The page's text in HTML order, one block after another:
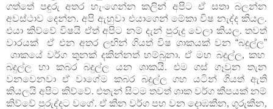
ගත්තේ පඳුරු අතර හැංගෙන්න කලින් අපිට ඒ සතා බලන්න
අවස්ථාව දෙන්න. අපි ඇහුවා එයාගෙන් මේකා විෂ නැද්ද කියල.
එයා කිව්වේ විෂයි ඒත් අපිට නම් දැන් පුරුදු වෙලා කියල. තවත්
වාරයක්
ඒ එන අතර ලඟින් ගියත් විෂ ශාකයක් වන“බදුල්ල”
ශාකයේ වර්ග තුනක් දකින්නත් හම්බුනා. ඒ මහ බදුල්ල, කහ
බදුල්ල හා කබර බදුල්ල යන ශාකයි. එම ගස් ගෑවුන තැන
වනවෙනවා ඒ වාගේම කබර බදුල්ල ගහ යටින් ගියත් ඇති
කියලයි අපිට කිව්වේ. එතැන් සිටම තවත් ශාක වර්ග කීපයක් නම්
කිව්වේ පුරුද්දට වගේ. ඒ කීන වර්ග පහ වන දොඹකීන, ගුරුකීන,